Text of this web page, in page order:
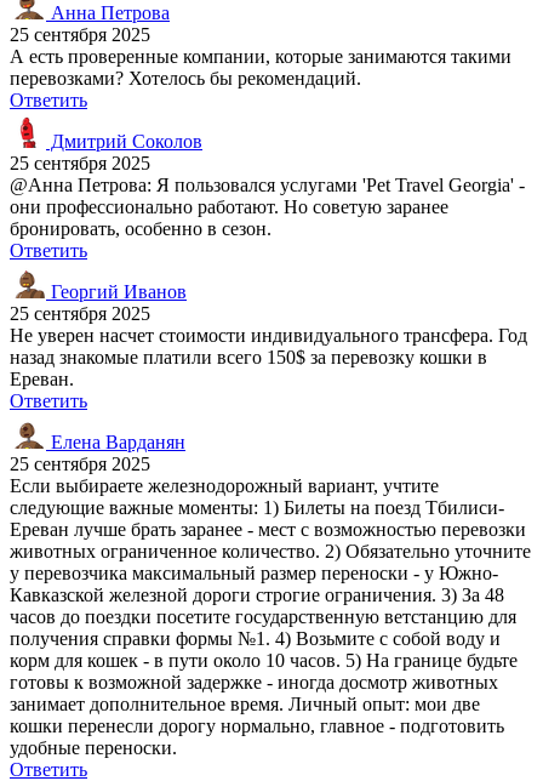
Анна Петрова
25 сентября 2025
А есть проверенные компании, которые занимаются такими
перевозками? Хотелось бы рекомендаций.
Ответить
Дмитрий Соколов
25 сентября 2025
@Анна Петрова: Я пользовался услугами 'Pet Travel Georgia' -
они профессионально работают. Но советую заранее
бронировать, особенно в сезон.
Ответить
Георгий Иванов
25 сентября 2025
Не уверен насчет стоимости индивидуального трансфера. Год
назад знакомые платили всего 150$ за перевозку кошки в
Ереван.
Ответить
Елена Варданян
25 сентября 2025
Если выбираете железнодорожный вариант, учтите
следующие важные моменты: 1) Билеты на поезд Тбилиси-
Ереван лучше брать заранее - мест с возможностью перевозки
животных ограниченное количество. 2) Обязательно уточните
у перевозчика максимальный размер переноски - у Южно-
Кавказской железной дороги строгие ограничения. 3) За 48
часов до поездки посетите государственную ветстанцию для
получения справки формы №1. 4) Возьмите с собой воду и
корм для кошек - в пути около 10 часов. 5) На границе будьте
готовы к возможной задержке - иногда досмотр животных
занимает дополнительное время. Личный опыт: мои две
кошки перенесли дорогу нормально, главное - подготовить
удобные переноски.
Ответить